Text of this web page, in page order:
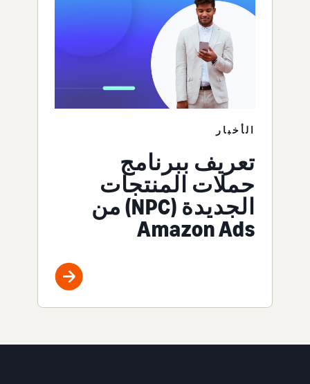
الأخبار
تعريف ببرنامج
حملات المنتجات
الجديدة (NPC) من
Amazon Ads